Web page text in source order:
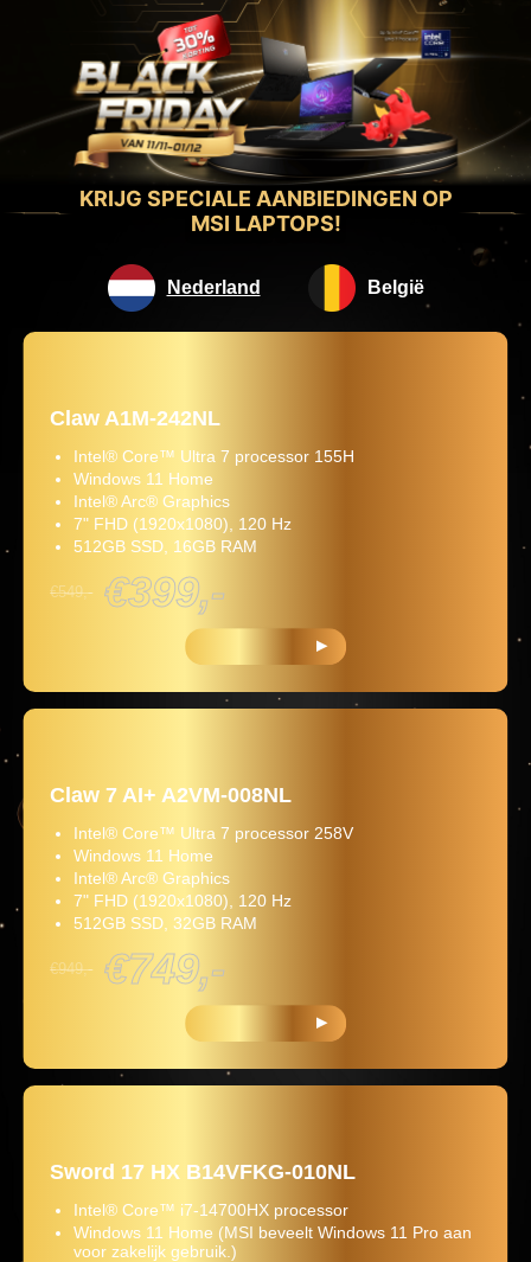
KRIJG SPECIALE AANBIEDINGEN OP
MSI LAPTOPS!
Nederland België
Claw A1M-242NL
Intel® Core™ Ultra 7 processor 155H
Windows 11 Home
Intel® Arc® Graphics
7" FHD (1920x1080), 120 Hz
512GB SSD, 16GB RAM
€549,- €399,-
Claw 7 AI+ A2VM-008NL
Intel® Core™ Ultra 7 processor 258V
Windows 11 Home
Intel® Arc® Graphics
7" FHD (1920x1080), 120 Hz
512GB SSD, 32GB RAM
€949,- €749,-
Sword 17 HX B14VFKG-010NL
Intel® Core™ i7-14700HX processor
Windows 11 Home (MSI beveelt Windows 11 Pro aan
voor zakelijk gebruik.)